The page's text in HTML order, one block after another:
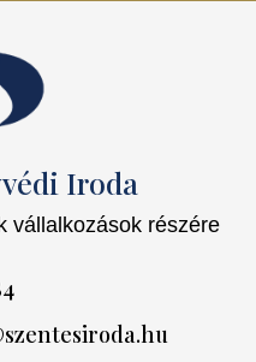
Iroda
vállalkozások részére